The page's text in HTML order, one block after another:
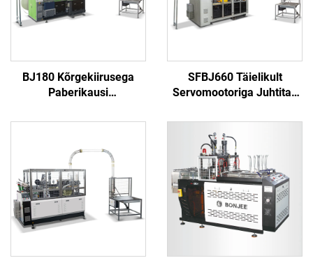
BJ180 Kõrgekiirusega
Paberikausi
SFBJ660 Täielikult
Servomootoriga Juhtitav